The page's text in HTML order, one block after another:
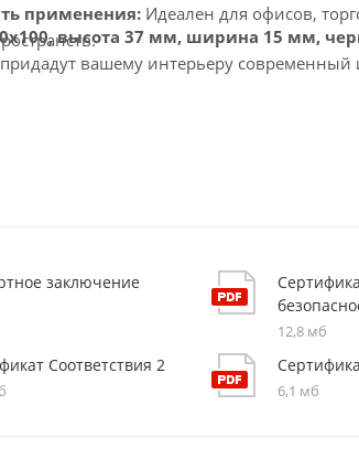
применения: Идеален для офисов,
высота 37 мм, ширина 15 мм,
вашему интерьеру современный
заключение
12,8 мб
Соответствия 2
6,1 мб